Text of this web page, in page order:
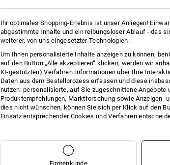
Sie haben sich bereits 1 von 1
Ihr optimales Shopping-Erlebnis ist unser Anliegen!
abgestimmte Inhalte und ein reibungsloser Ablauf - das
weiterer, von uns eingesetzter Technologien.
Um Ihnen personalisierte Inhalte anzeigen zu können,
auf den Button „Alle akzeptieren“ klicken, werden wir
KI-gestützten) Verfahren Informationen über Ihre
Daten aus dem Bestellprozess erfassen und diese
nutzen: personalisierte, auf Sie zugeschnittene Angebote
Produktempfehlungen, Marktforschung sowie Anzeigen-
dies nicht wünschen, können Sie sich per Klick auf den
Einsatz entsprechender Cookies und Verfahren
Firmenkunde